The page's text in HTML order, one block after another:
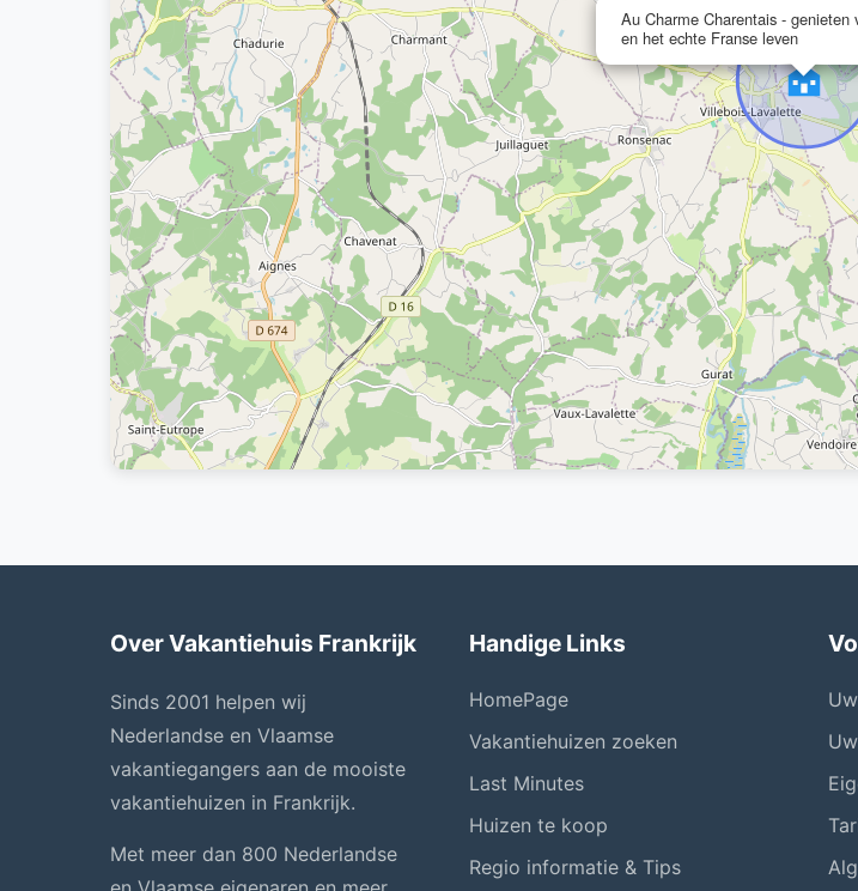
Au Charme Charentais - genieten
en het echte Franse leven
Over Vakantiehuis Frankrijk
Sinds 2001 helpen wij
Nederlandse en Vlaamse
vakantiegangers aan de mooiste
vakantiehuizen in Frankrijk.
Met meer dan 800 Nederlandse
Handige Links
HomePage
Vakantiehuizen zoeken
Last Minutes
Huizen te koop
Regio informatie & Tips